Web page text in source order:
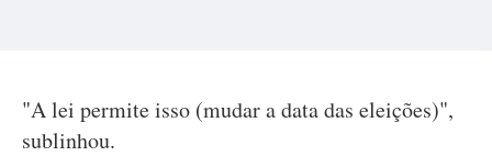
"A lei permite isso (mudar a data das eleições)",
sublinhou.